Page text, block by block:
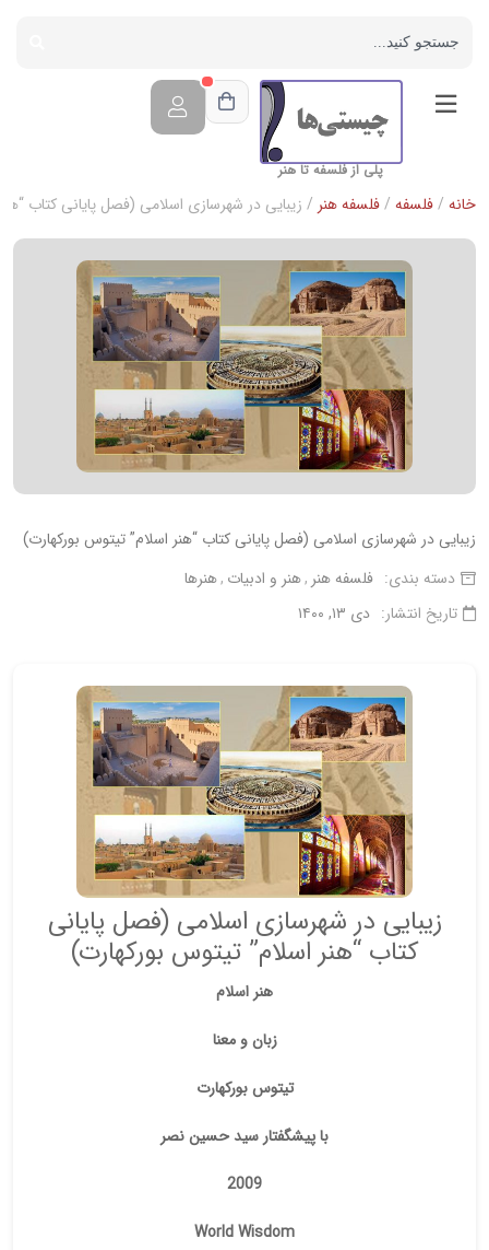
پلی از فلسفه تا هنر
خانه /فلسفه /فلسفه هنر / زیبایی در شهرسازی اسلامی (فصل پایانی کتاب
زیبایی در شهرسازی اسلامی (فصل پایانی کتاب “هنر اسلام” تیتوس بورکهارت)
دسته بندی: فلسفه هنر هنر و ادبیات هنرها
تاریخ انتشار: دی ۱۳, ۱۴۰۰
زیبایی در شهرسازی اسلامی (فصل پایانی
کتاب “هنر اسلام” تیتوس بورکهارت)
هنر اسلام
زبان و معنا
تیتوس بورکهارت
با پیشگفتار سید حسین نصر
2009
World Wisdom